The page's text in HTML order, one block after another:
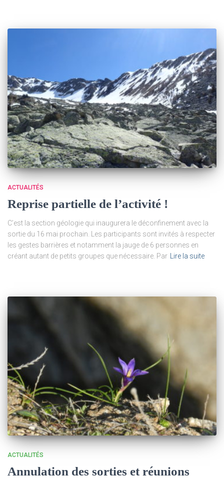
ACTUALITÉS
Reprise partielle de l’activité !
C’est la section géologie qui inaugurera le déconfinement avec la
sortie du 16 mai prochain. Les participants sont invités à respecter
les gestes barrières et notamment la jauge de 6 personnes en
créant autant de petits groupes que nécessaire. Par
Lire la suite
ACTUALITÉS
Annulation des sorties et réunions